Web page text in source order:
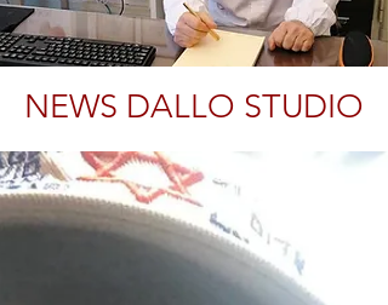
NEWS DALLO STUDIO